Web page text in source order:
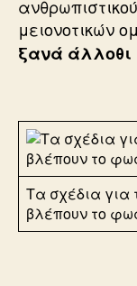
μειονοτικών
ξανά
Τα σχέδια για
βλέπουν το